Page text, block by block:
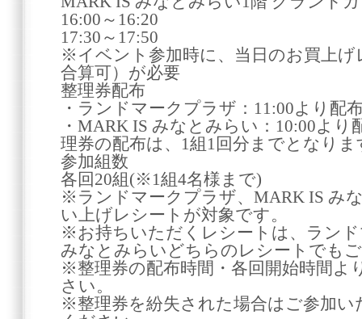
16:00～16:20
17:30～17:50
※イベント参加時に、当日のお買上げ
合算可）が必要
整理券配布
・ランドマークプラザ：11:00より配
・MARK IS みなとみらい
理券の配布は、1組1回分までとなりま
参加組数
各回20組(※1組4名
※ランドマークプラザ、MARK IS み
い上げレシートが対象です。
※お持ちいただくレシートは、ラン
みなとみらいどちらのレシートでも
※整理券の配布時間・各回開始時間よ
さい。
※整理券を紛失された場合はご参加い